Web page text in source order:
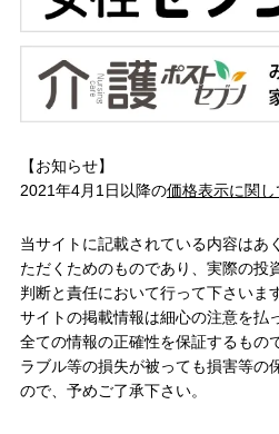
【お知らせ】
2021年4月1日以降の価格表示に関し
当サイトに記載されている内容はあ
ただくためのものであり、実際の投
判断と責任において行って下さいま
サイトの掲載情報は細心の注意を払
全ての情報の正確性を保証するもの
ラブル等の損失が被っても損害等の
ので、予めご了承下さい。